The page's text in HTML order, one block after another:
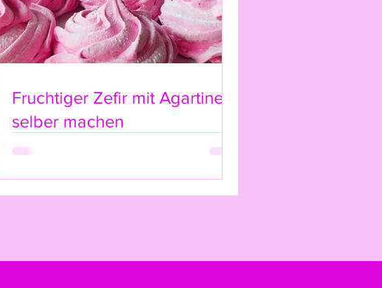
Fruchtiger Zefir mit Agartine
selber machen